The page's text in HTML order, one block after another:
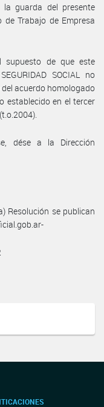
la guarda del presente
Trabajo de Empresa
supuesto de que este
SOCIAL no
acuerdo homologado
establecido en el tercer
dése a la Dirección
Resolución se publican